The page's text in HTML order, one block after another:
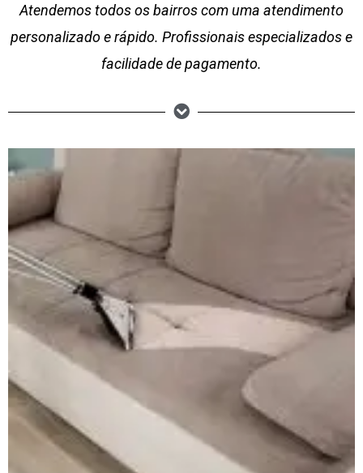
Atendemos todos os bairros com uma atendimento
personalizado e rápido. Profissionais especializados e
facilidade de pagamento.